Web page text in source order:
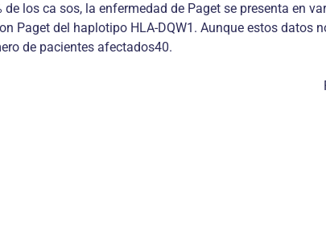
de los ca sos, la enfermedad de Paget se presenta
Paget del haplotipo HLA-DQW1. Aunque estos
de pacientes afectados40.